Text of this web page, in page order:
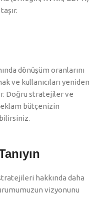
dönüşüm oranlarını
ve kullanıcıları yeniden
Doğru stratejiler ve
bütçenizin
hakkında daha
vizyonunu